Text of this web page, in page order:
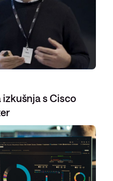
s Cisco